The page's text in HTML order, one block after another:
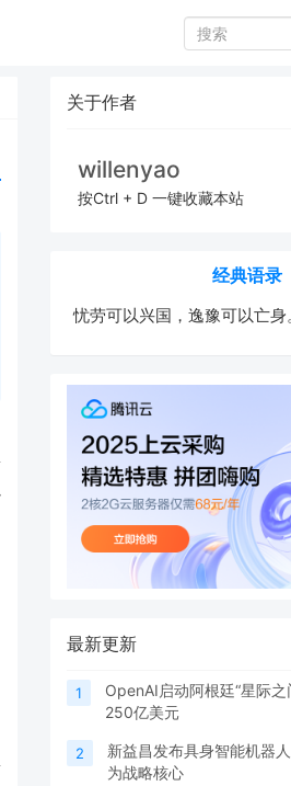
关于作者
willenyao
按Ctrl + D 一键收藏本站
经典语录
忧劳可以兴国，逸豫可以亡身
最新更新
1
OpenAI启动阿根廷“星际
250亿美元
2
新益昌发布具身智能机器
为战略核心